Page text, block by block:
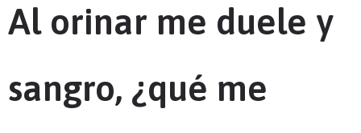
Al orinar me duele y
sangro, ¿qué me